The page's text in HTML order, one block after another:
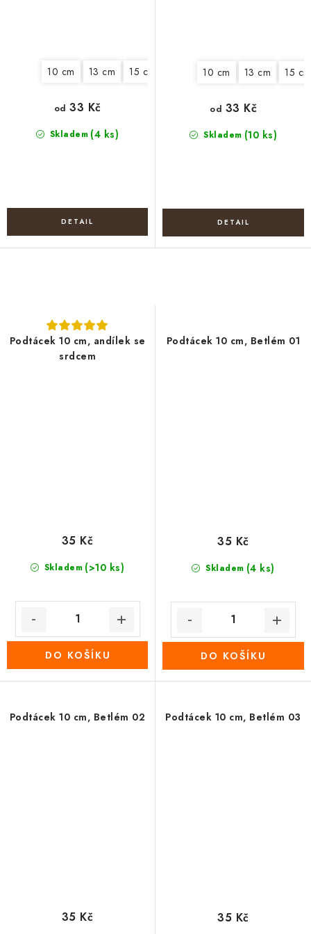
10 cm 13 cm 15 cm 20 cm 22 cm 25
Skladem (4 ks)
od 33 Kč
10 cm 13 cm 15 cm
Skladem (10 ks)
od 33 Kč
Podtácek 10 cm, andílek se
srdcem
Skladem (>10 ks)
35 Kč
DO KOŠÍKU
Podtácek 10 cm, Betlém 01
Skladem (4 ks)
35 Kč
DO KOŠÍKU
Podtácek 10 cm, Betlém 02
35 Kč
Podtácek 10 cm, Betlém 03
35 Kč